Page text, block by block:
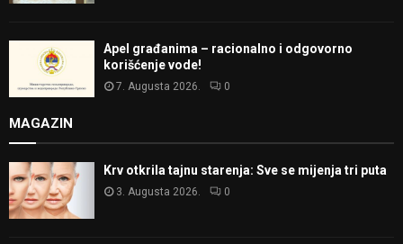
Apel građanima – racionalno i odgovorno
korišćenje vode!
7. Augusta 2026. 0
MAGAZIN
Krv otkrila tajnu starenja: Sve se mijenja tri puta
3. Augusta 2026. 0